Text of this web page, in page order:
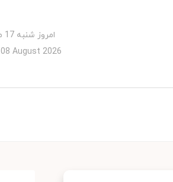
امروز شنبه 17 مرداد 1405
08 August 2026